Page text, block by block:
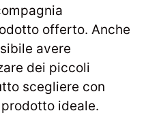
offerto. Anche
avere
dei piccoli
scegliere con
ideale.